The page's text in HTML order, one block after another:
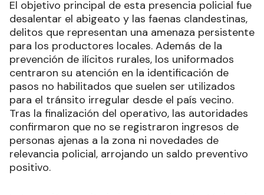
El objetivo principal de esta presencia policial fue
desalentar el abigeato y las faenas clandestinas,
delitos que representan una amenaza persistente
para los productores locales. Además de la
prevención de ilícitos rurales, los uniformados
centraron su atención en la identificación de
pasos no habilitados que suelen ser utilizados
para el tránsito irregular desde el país vecino.
Tras la finalización del operativo, las autoridades
confirmaron que no se registraron ingresos de
personas ajenas a la zona ni novedades de
relevancia policial, arrojando un saldo preventivo
positivo.